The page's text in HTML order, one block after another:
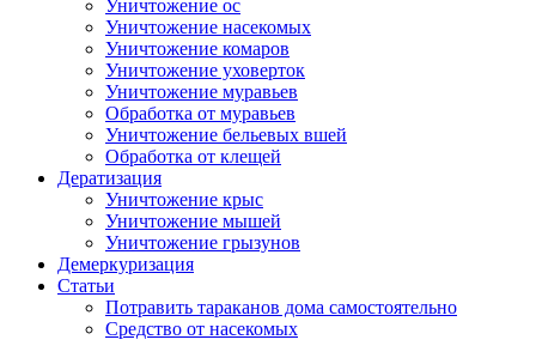
Уничтожение ос
Уничтожение насекомых
Уничтожение комаров
Уничтожение уховерток
Уничтожение муравьев
Обработка от муравьев
Уничтожение бельевых вшей
Обработка от клещей
Дератизация
Уничтожение крыс
Уничтожение мышей
Уничтожение грызунов
Демеркуризация
Статьи
Потравить тараканов дома самостоятельно
Средство от насекомых